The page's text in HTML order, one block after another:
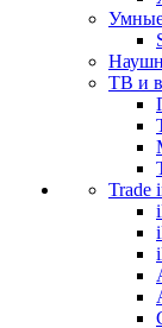
ТВ и
Trade